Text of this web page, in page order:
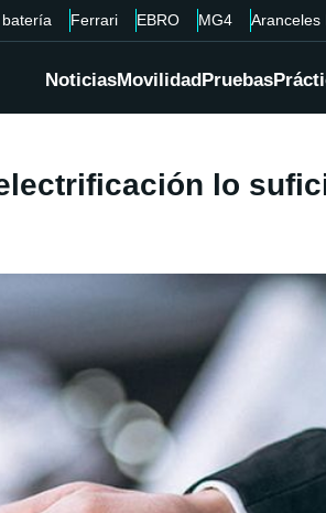
batería Ferrari EBRO MG4 Aranceles
NoticiasMovilidadPruebas
lo